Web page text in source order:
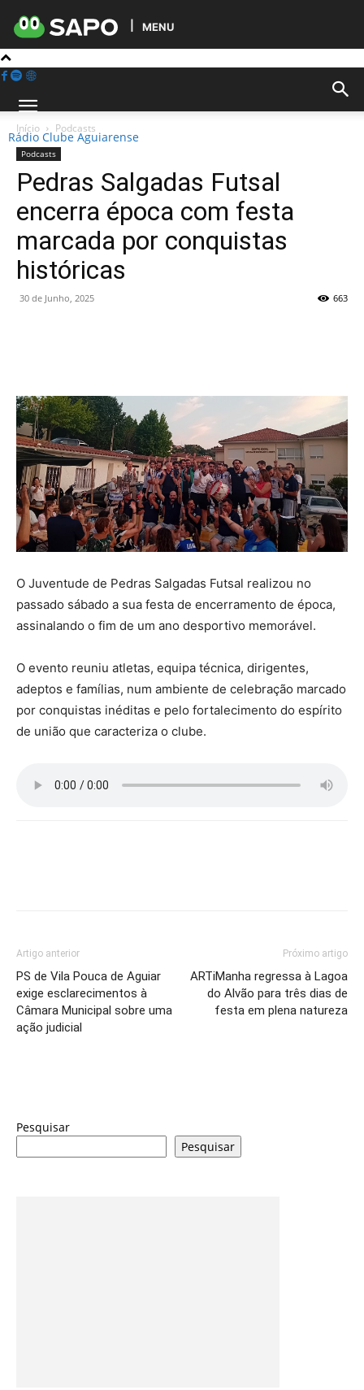
MENU
Rádio Clube Aguiarense
Início Podcasts
Podcasts
Pedras Salgadas Futsal
encerra época com festa
marcada por conquistas
históricas
30 de Junho, 2025 663
O Juventude de Pedras Salgadas Futsal realizou no
passado sábado a sua festa de encerramento de época,
assinalando o fim de um ano desportivo memorável.
O evento reuniu atletas, equipa técnica, dirigentes,
adeptos e famílias, num ambiente de celebração marcado
por conquistas inéditas e pelo fortalecimento do espírito
de união que caracteriza o clube.
Artigo anterior
PS de Vila Pouca de Aguiar
exige esclarecimentos à
Câmara Municipal sobre uma
ação judicial
Próximo artigo
ARTiManha regressa à Lagoa
do Alvão para três dias de
festa em plena natureza
Pesquisar
Pesquisar